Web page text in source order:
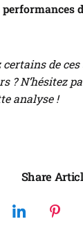
de
? N’hésitez
analyse !
Share